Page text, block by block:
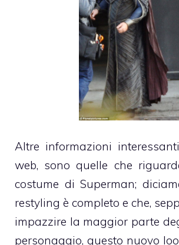
Altre informazioni
web, sono quelle che
costume di Superman;
restyling è completo e che,
impazzire la maggior parte
personaggio, questo nuovo